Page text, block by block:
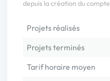
depuis la création du compte
Projets réalisés
Projets terminés
Tarif horaire moyen